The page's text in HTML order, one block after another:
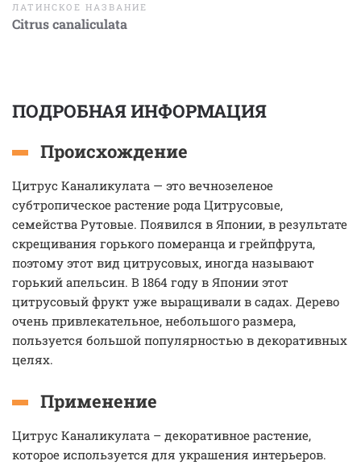
ЛАТИНСКОЕ НАЗВАНИЕ
Citrus canaliculata
ПОДРОБНАЯ ИНФОРМАЦИЯ
Происхождение
Цитрус Каналикулата — это вечнозеленое
субтропическое растение рода Цитрусовые,
семейства Рутовые. Появился в Японии, в результате
скрещивания горького померанца и грейпфрута,
поэтому этот вид цитрусовых, иногда называют
горький апельсин. В 1864 году в Японии этот
цитрусовый фрукт уже выращивали в садах. Дерево
очень привлекательное, небольшого размера,
пользуется большой популярностью в декоративных
целях.
Применение
Цитрус Каналикулата – декоративное растение,
которое используется для украшения интерьеров.